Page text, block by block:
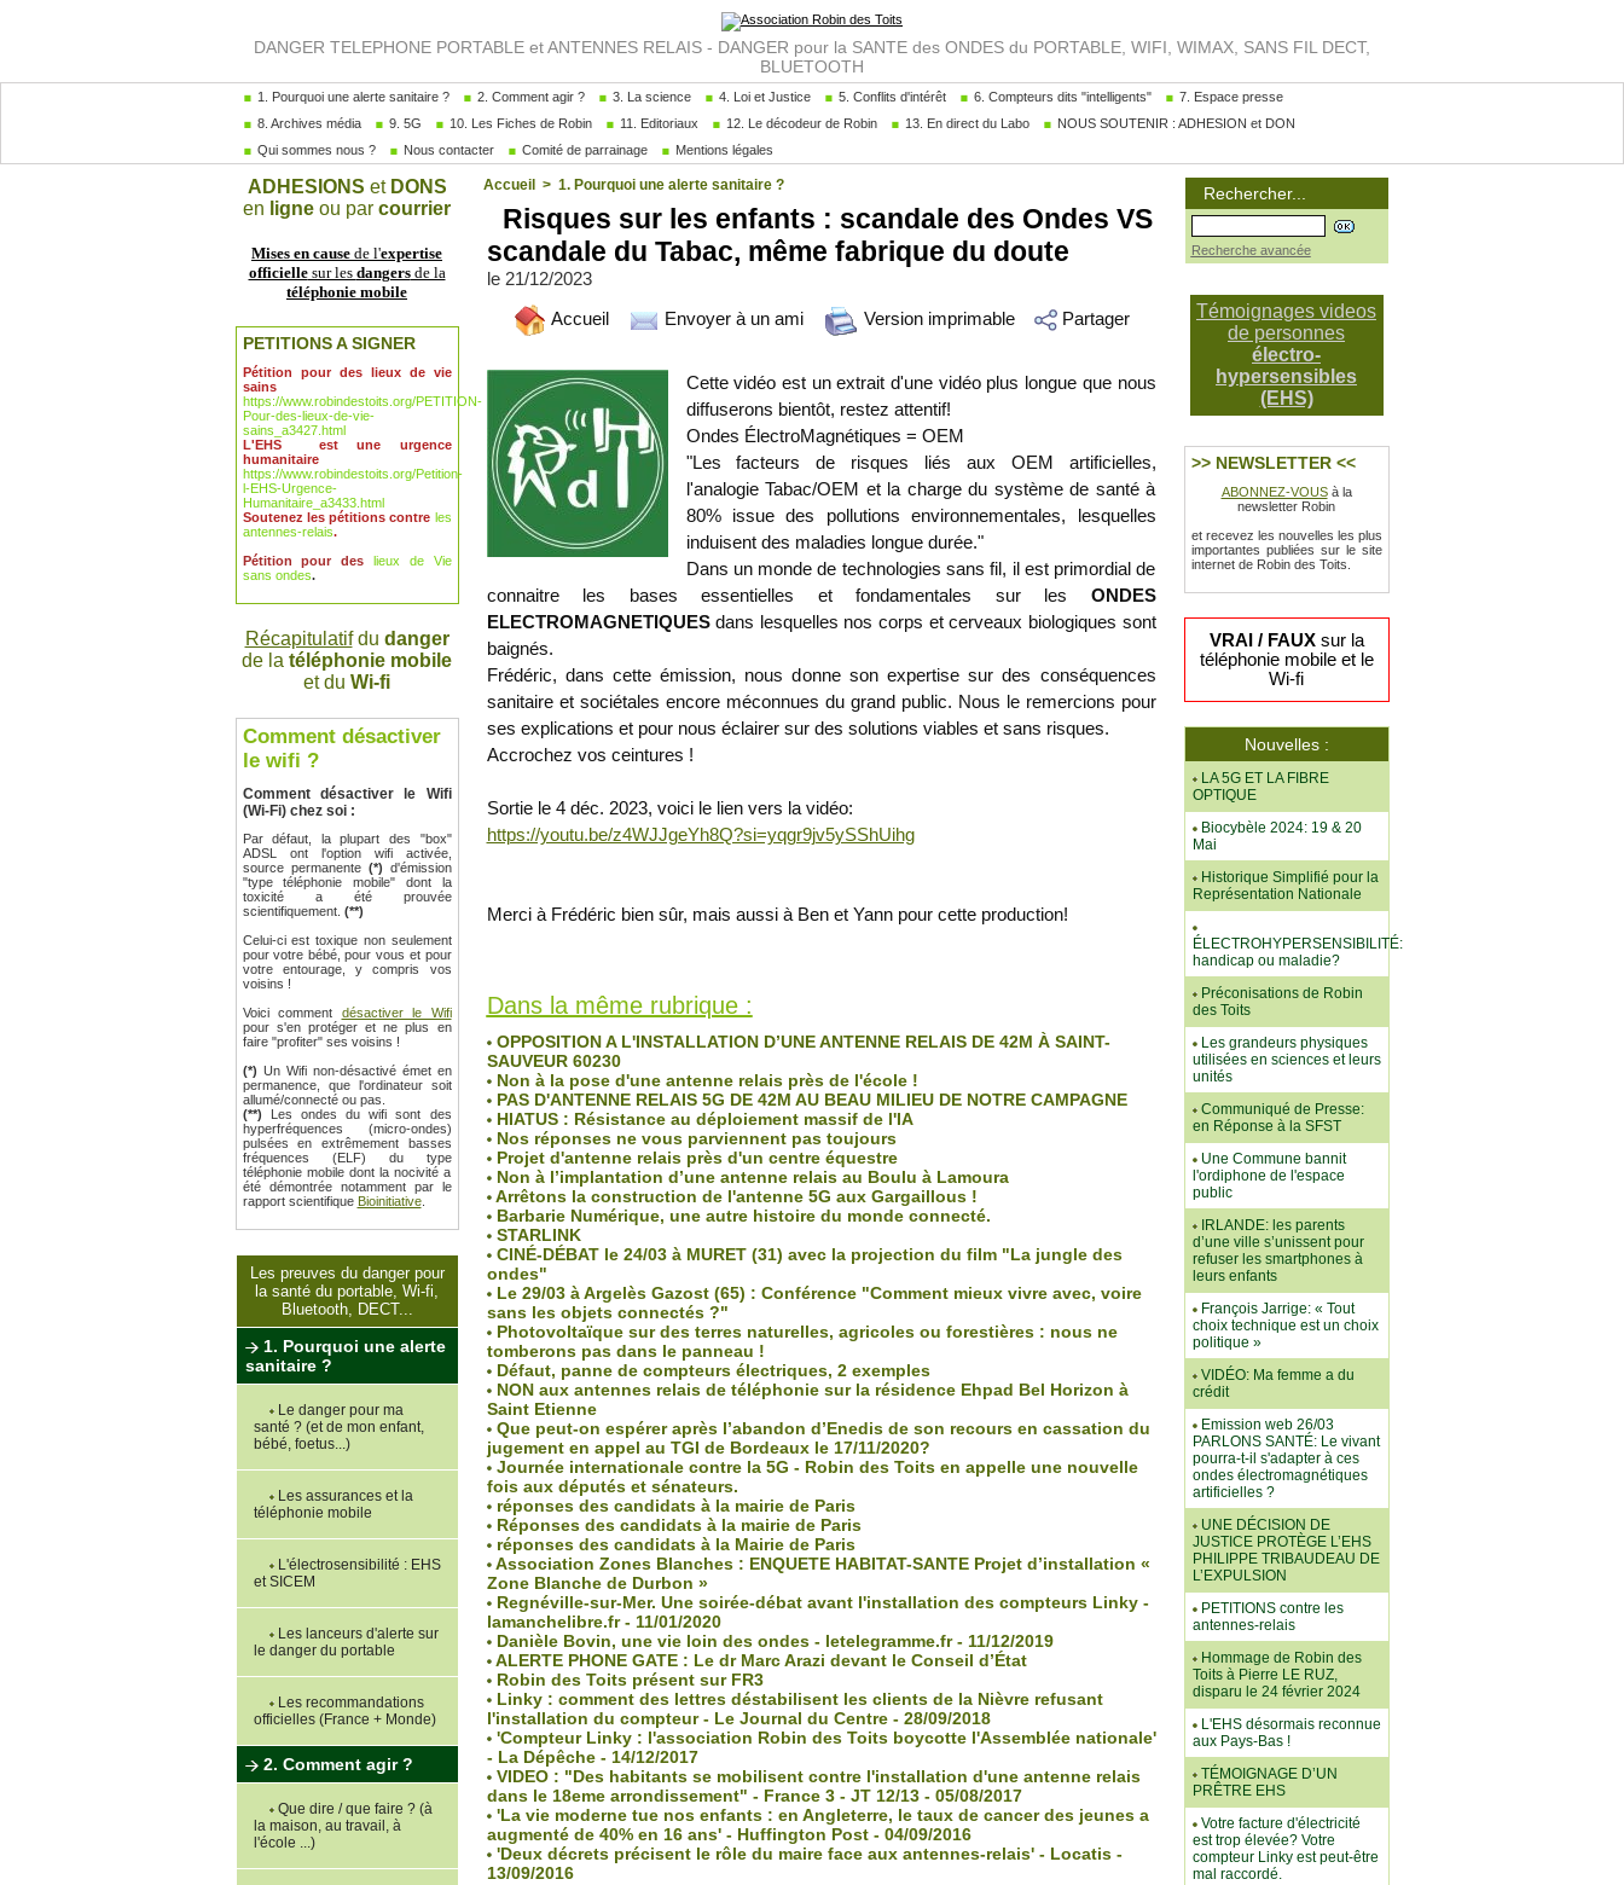
DANGER TELEPHONE PORTABLE et ANTENNES RELAIS - DANGER pour la SANTE des ONDES du PORTABLE, WIFI, WIMAX, SANS FIL DECT,
BLUETOOTH
1. Pourquoi une alerte sanitaire ? 2. Comment agir ? 3. La science 4. Loi et Justice 5. Conflits d'intérêt 6. Compteurs dits "intelligents"
7. Espace presse
8. Archives média
9. 5G 10. Les Fiches de Robin 11. Editoriaux 12. Le décodeur de Robin 13. En direct du Labo
NOUS SOUTENIR : ADHESION et DON
Qui sommes nous ?
Nous contacter Comité de parrainage Mentions légales
ADHESIONS et DONS
en ligne ou par courrier
Mises en cause de l'expertise
officiellesur les dangersde la
téléphonie mobile
PETITIONS A SIGNER
Pétition pour des lieux de vie
sains
https://www.robindestoits.org/PETITION-
Pour-des-lieux-de-vie-
sains_a3427.html
L'EHS est une urgence
humanitaire
https://www.robindestoits.org/Petition-
l-EHS-Urgence-
Humanitaire_a3433.html
Soutenez les pétitions contre les
antennes-relais.
Pétition pour des
lieux de Vie
sans ondes.
Récapitulatifdu danger
de la téléphonie mobile
et du Wi-fi
Comment désactiver
le wifi ?
Comment désactiver le Wifi
(Wi-Fi) chez soi :
Par défaut, la plupart des "box"
ADSL ont l'option wifi activée,
source permanente (*) d'émission
"type téléphonie mobile" dont la
toxicité a été prouvée
scientifiquement. (**)
Celui-ci est toxique non seulement
pour votre bébé, pour vous et pour
votre entourage, y compris vos
voisins !
Voici comment désactiver le Wifi
pour s'en protéger et ne plus en
faire "profiter" ses voisins !
(*) Un Wifi non-désactivé émet en
permanence, que l'ordinateur soit
allumé/connecté ou pas.
(**) Les ondes du wifi sont des
hyperfréquences (micro-ondes)
pulsées en extrêmement basses
fréquences (ELF) du type
téléphonie mobile dont la nocivité a
été démontrée notamment par le
rapport scientifique Bioinitiative.
Les preuves du danger pour
la santé du portable, Wi-fi,
Bluetooth, DECT...
1. Pourquoi une alerte
sanitaire ?
Le danger pour ma
santé ? (et de mon enfant,
bébé, foetus...)
Les assurances et la
téléphonie mobile
L'électrosensibilité : EHS
et SICEM
Les lanceurs d'alerte sur
le danger du portable
Les recommandations
officielles (France + Monde)
2. Comment agir ?
Que dire / que faire ? (à
la maison, au travail, à
l'école ...)
Accueil > 1. Pourquoi une alerte sanitaire ?
Risques sur les enfants : scandale des Ondes VS
scandale du Tabac, même fabrique du doute
le 21/12/2023
Accueil
Envoyer à un ami Version imprimable Partager
Cette vidéo est un extrait d'une vidéo plus longue que nous
diffuserons bientôt, restez attentif!
Ondes ÉlectroMagnétiques = OEM
"Les facteurs de risques liés aux OEM artificielles,
l'analogie Tabac/OEM et la charge du système de santé à
80% issue des pollutions environnementales, lesquelles
induisent des maladies longue durée."
Dans un monde de technologies sans fil, il est primordial de
connaitre les bases essentielles et fondamentales sur les ONDES
ELECTROMAGNETIQUESdans lesquelles nos corps et cerveaux biologiques sont
baignés.
Frédéric, dans cette émission, nous donne son expertise sur des conséquences
sanitaire et sociétales encore méconnues du grand public. Nous le remercions pour
ses explications et pour nous éclairer sur des solutions viables et sans risques.
Accrochez vos ceintures !
Sortie le 4 déc. 2023, voici le lien vers la vidéo:
https://youtu.be/z4WJJgeYh8Q?si=yqgr9jv5ySShUihg
Merci à Frédéric bien sûr, mais aussi à Ben et Yann pour cette production!
Dans la même rubrique :
OPPOSITION A L'INSTALLATION D’UNE ANTENNE RELAIS DE 42M À SAINT-
SAUVEUR 60230
Non à la pose d'une antenne relais près de l'école !
PAS D'ANTENNE RELAIS 5G DE 42M AU BEAU MILIEU DE NOTRE CAMPAGNE
HIATUS : Résistance au déploiement massif de l'IA
Nos réponses ne vous parviennent pas toujours
Projet d'antenne relais près d'un centre équestre
Non à l’implantation d’une antenne relais au Boulu à Lamoura
Arrêtons la construction de l'antenne 5G aux Gargaillous !
Barbarie Numérique, une autre histoire du monde connecté.
STARLINK
CINÉ-DÉBAT le 24/03 à MURET (31) avec la projection du film "La jungle des
ondes"
Le 29/03 à Argelès Gazost (65) : Conférence "Comment mieux vivre avec, voire
sans les objets connectés ?"
Photovoltaïque sur des terres naturelles, agricoles ou forestières : nous ne
tomberons pas dans le panneau !
Défaut, panne de compteurs électriques, 2 exemples
NON aux antennes relais de téléphonie sur la résidence Ehpad Bel Horizon à
Saint Etienne
Que peut-on espérer après l’abandon d’Enedis de son recours en cassation du
jugement en appel au TGI de Bordeaux le 17/11/2020?
Journée internationale contre la 5G - Robin des Toits en appelle une nouvelle
fois aux députés et sénateurs.
réponses des candidats à la mairie de Paris
Réponses des candidats à la mairie de Paris
réponses des candidats à la Mairie de Paris
Association Zones Blanches : ENQUETE HABITAT-SANTE Projet d’installation «
Zone Blanche de Durbon »
Regnéville-sur-Mer. Une soirée-débat avant l'installation des compteurs Linky -
lamanchelibre.fr - 11/01/2020
Danièle Bovin, une vie loin des ondes - letelegramme.fr - 11/12/2019
ALERTE PHONE GATE : Le dr Marc Arazi devant le Conseil d’État
Robin des Toits présent sur FR3
Linky : comment des lettres déstabilisent les clients de la Nièvre refusant
l'installation du compteur - Le Journal du Centre - 28/09/2018
'Compteur Linky : l'association Robin des Toits boycotte l'Assemblée nationale'
- La Dépêche - 14/12/2017
VIDEO : "Des habitants se mobilisent contre l'installation d'une antenne relais
dans le 18eme arrondissement" - France 3 - JT 12/13 - 05/08/2017
'La vie moderne tue nos enfants : en Angleterre, le taux de cancer des jeunes a
augmenté de 40% en 16 ans' - Huffington Post - 04/09/2016
'Deux décrets précisent le rôle du maire face aux antennes-relais' - Locatis -
13/09/2016
Rechercher...
Recherche avancée
Témoignages videos
de personnes
électro-
hypersensibles
(EHS)
>> NEWSLETTER <<
ABONNEZ-VOUSà la
newsletter Robin
et recevez les nouvelles les plus
importantes publiées sur le site
internet de Robin des Toits.
VRAI / FAUXsur la
téléphonie mobile et le
Wi-fi
Nouvelles :
LA 5G ET LA FIBRE
OPTIQUE
Biocybèle 2024: 19 & 20
Mai
Historique Simplifié pour la
Représentation Nationale
ÉLECTROHYPERSENSIBILITÉ:
handicap ou maladie?
Préconisations de Robin
des Toits
Les grandeurs physiques
utilisées en sciences et leurs
unités
Communiqué de Presse:
en Réponse à la SFST
Une Commune bannit
l'ordiphone de l'espace
public
IRLANDE: les parents
d’une ville s’unissent pour
refuser les smartphones à
leurs enfants
François Jarrige: « Tout
choix technique est un choix
politique »
VIDÉO: Ma femme a du
crédit
Emission web 26/03
PARLONS SANTÉ: Le vivant
pourra-t-il s'adapter à ces
ondes électromagnétiques
artificielles ?
UNE DÉCISION DE
JUSTICE PROTÈGE L’EHS
PHILIPPE TRIBAUDEAU DE
L’EXPULSION
PETITIONS contre les
antennes-relais
Hommage de Robin des
Toits à Pierre LE RUZ,
disparu le 24 février 2024
L'EHS désormais reconnue
aux Pays-Bas !
TÉMOIGNAGE D’UN
PRÊTRE EHS
Votre facture d'électricité
est trop élevée? Votre
compteur Linky est peut-être
mal raccordé.